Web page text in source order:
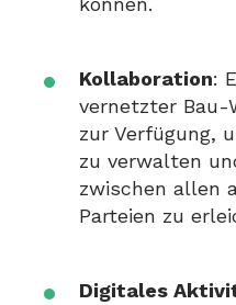
Kollaboration:
vernetzter
zur Verfügung,
zu verwalten
zwischen allen
Parteien zu
Digitales